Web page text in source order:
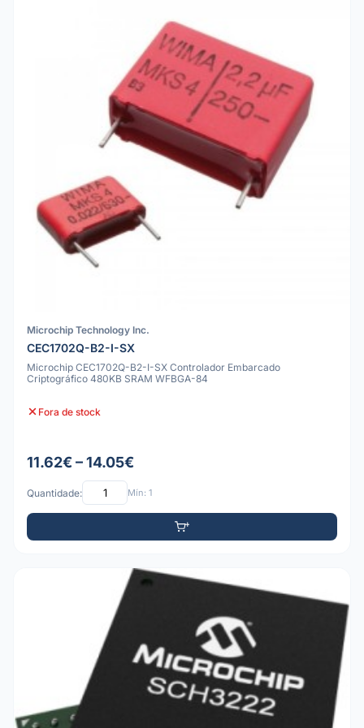
Microchip Technology Inc.
CEC1702Q-B2-I-SX
Microchip CEC1702Q-B2-I-SX Controlador Embarcado
Criptográfico 480KB SRAM WFBGA-84
Fora de stock
11.62€ – 14.05€
Quantidade: Mín: 1